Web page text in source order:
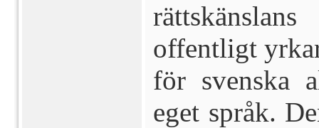
offentligt
för sven­ska
eget språk.